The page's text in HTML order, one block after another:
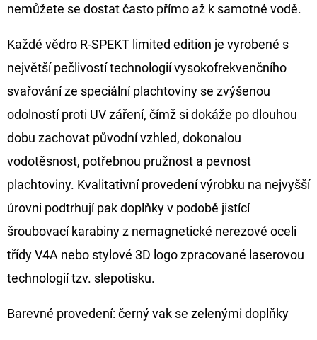
nemůžete se dostat často přímo až k samotné vodě.
Každé vědro R-SPEKT limited edition je vyrobené s
největší pečlivostí technologií vysokofrekvenčního
svařování ze speciální plachtoviny se zvýšenou
odolností proti UV záření, čímž si dokáže po dlouhou
dobu zachovat původní vzhled, dokonalou
vodotěsnost, potřebnou pružnost a pevnost
plachtoviny. Kvalitativní provedení výrobku na nejvyšší
úrovni podtrhují pak doplňky v podobě jistící
šroubovací karabiny z nemagnetické nerezové oceli
třídy V4A nebo stylové 3D logo zpracované laserovou
technologií tzv. slepotisku.
Barevné provedení: černý vak se zelenými doplňky